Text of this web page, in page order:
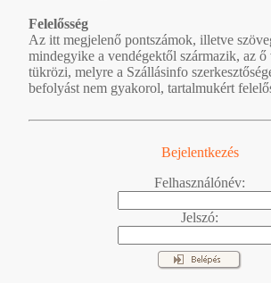
Felelősség
Az itt megjelenő pontszámok, illetve
mindegyike a vendégektől származik, az ő
tükrözi, melyre a Szállásinfo
befolyást nem gyakorol, tartalmukért
Bejelentkezés
Felhasználónév:
Jelszó: